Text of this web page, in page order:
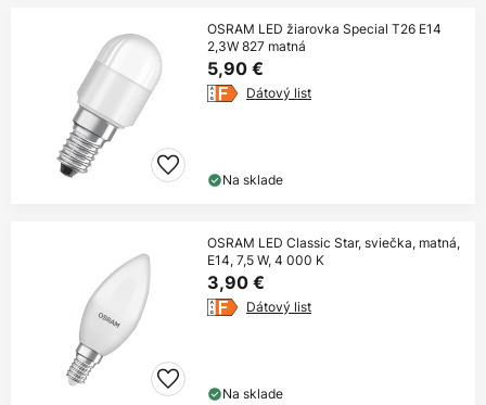
OSRAM LED žiarovka Special T26 E14
2,3W 827 matná
5,90 €
Dátový list
Na sklade
OSRAM LED Classic Star, sviečka, matná,
E14, 7,5 W, 4 000 K
3,90 €
Dátový list
Na sklade